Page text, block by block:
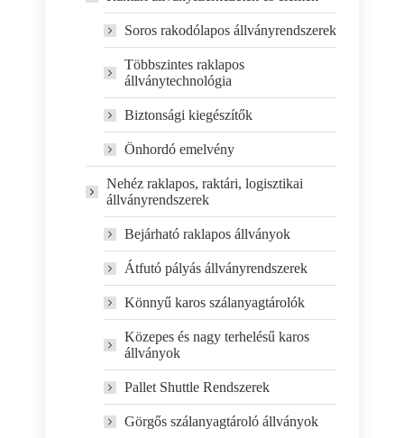
Soros rakodólapos állványrendszerek
Többszintes raklapos
állványtechnológia
Biztonsági kiegészítők
Önhordó emelvény
Nehéz raklapos, raktári, logisztikai
állványrendszerek
Bejárható raklapos állványok
Átfutó pályás állványrendszerek
Könnyű karos szálanyagtárolók
Közepes és nagy terhelésű karos
állványok
Pallet Shuttle Rendszerek
Görgős szálanyagtároló állványok